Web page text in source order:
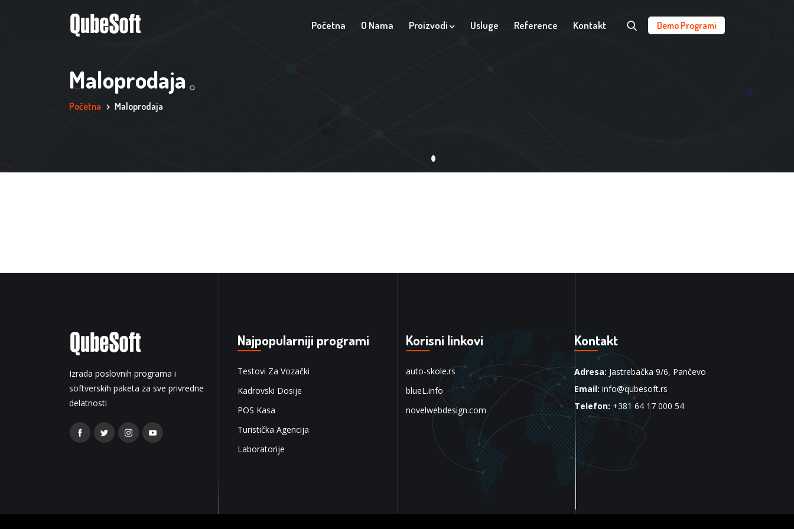
Početna O Nama Proizvodi Usluge Reference Kontakt Demo Programi
Maloprodaja
Početna Maloprodaja
Izrada poslovnih programa i
softverskih paketa za sve privredne
delatnosti
Najpopularniji programi
Testovi Za Vozački
Kadrovski Dosije
POS Kasa
Turistička Agencija
Laboratorije
Korisni linkovi
auto-skole.rs
blueL.info
novelwebdesign.com
Kontakt
Adresa:Jastrebačka 9/6, Pančevo
Email: info@qubesoft.rs
Telefon: +381 64 17 000 54